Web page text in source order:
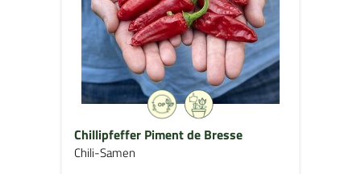
Chillipfeffer Piment de Bresse
Chili-Samen